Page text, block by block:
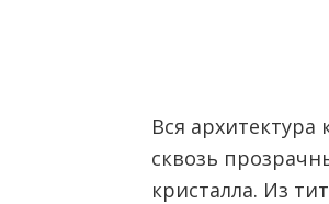
Вся архитектура
сквозь
кристалла. Из